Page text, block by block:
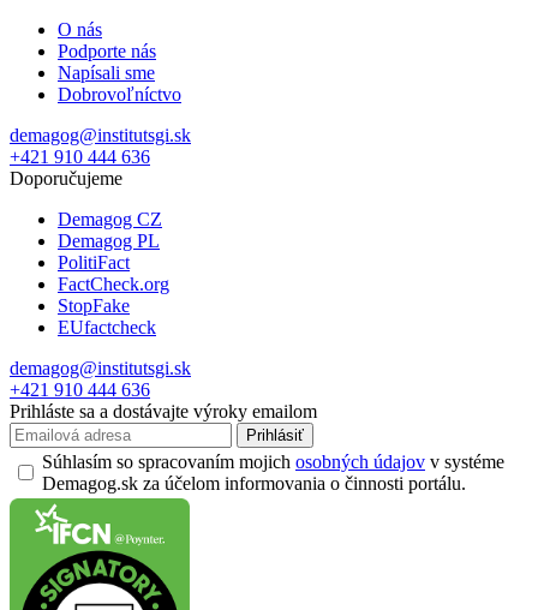
O nás
Podporte nás
Napísali sme
Dobrovoľníctvo
demagog@institutsgi.sk
+421 910 444 636
Doporučujeme
Demagog CZ
Demagog PL
PolitiFact
FactCheck.org
StopFake
EUfactcheck
demagog@institutsgi.sk
+421 910 444 636
Prihláste sa a dostávajte výroky emailom
Prihlásiť
Súhlasím so spracovaním mojich osobných údajov v systéme
Demagog.sk za účelom informovania o činnosti portálu.